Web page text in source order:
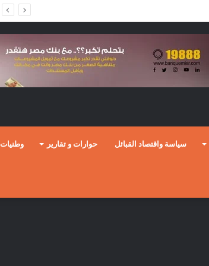
سياسة واقتصاد القبائل حوارات و تقارير وطنيات